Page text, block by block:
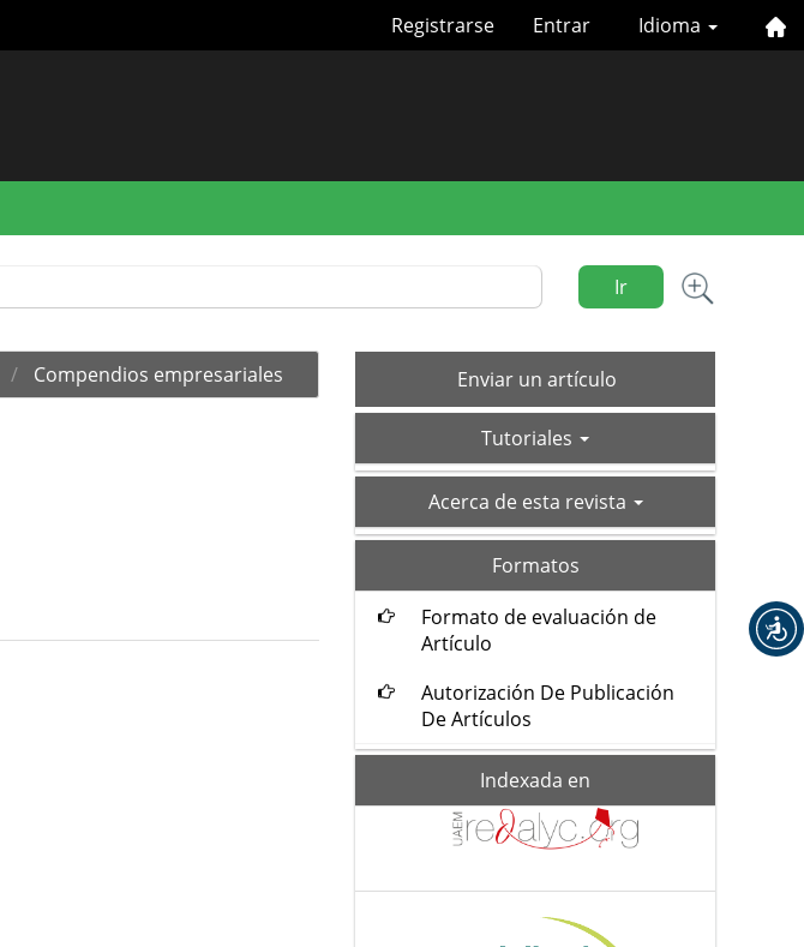
Idioma
Registrarse Entrar
Ir
Compendios empresariales Enviar
un
Enviar un artículo
Tutoriales
acerca-Acerca de esta revista
Formatos
Formato de evaluación de
Artículo
Autorización De Publicación
De Artículos
Indexada en